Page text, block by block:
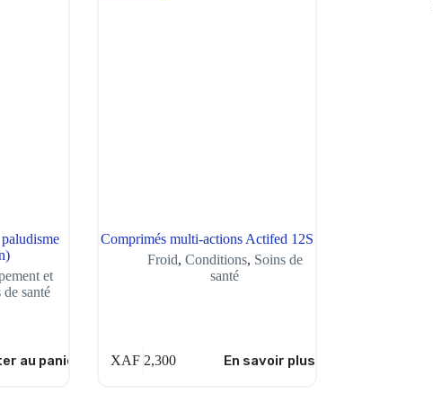
et
de santé
au panier
Comprimés multi-actions Actifed 12S
Froid, Conditions, Soins de
santé
XAF 2,300 En savoir plus